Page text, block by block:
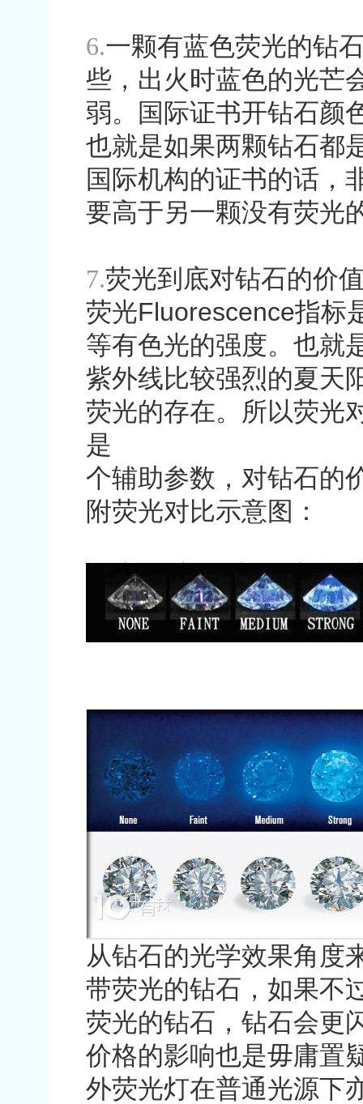
6.一颗有蓝色荧光的钻
些，出火时蓝色的光芒
弱。国际证书开钻石颜
也就是如果两颗钻石都
国际机构的证书的话，
要高于另一颗没有荧光
7.荧光到底对钻石的价
荧光Fluorescence指标
等有色光的强度。也就
紫外线比较强烈的夏天
荧光的存在。所以荧光
是
个辅助参数，对钻石的
附荧光对比示意图：
从钻石的光学效果角度
带荧光的钻石，如果不
荧光的钻石，钻石会更
价格的影响也是毋庸置
外荧光灯在普通光源下